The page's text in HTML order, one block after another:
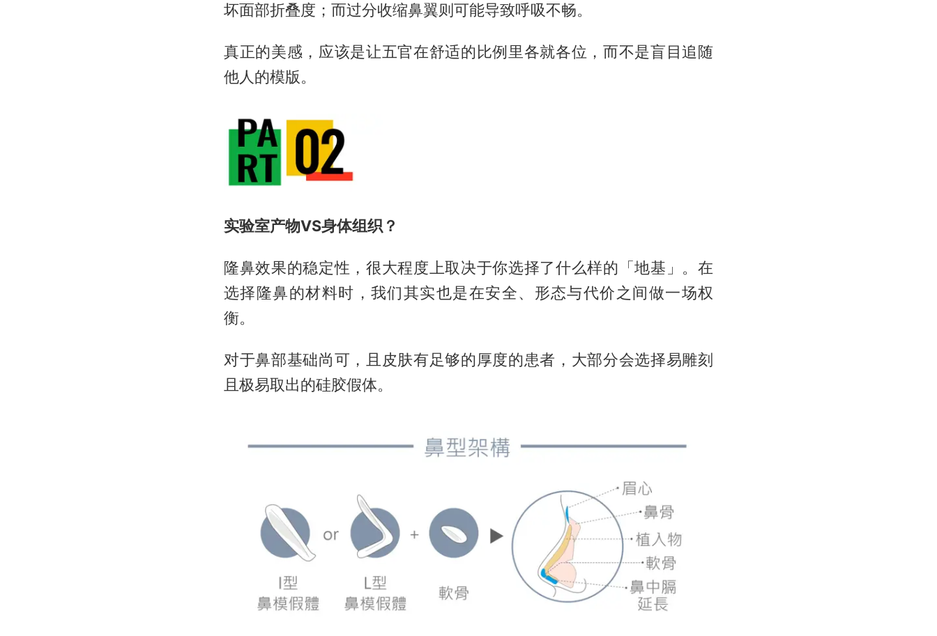
坏面部折叠度；而过分收缩鼻翼则可能导致呼吸不畅。
真正的美感，应该是让五官在舒适的比例里各就各位，而不是盲目追随
他人的模版。
实验室产物VS身体组织？
隆鼻效果的稳定性，很大程度上取决于你选择了什么样的「地基」。在
选择隆鼻的材料时，我们其实也是在安全、形态与代价之间做一场权
衡。
对于鼻部基础尚可，且皮肤有足够的厚度的患者，大部分会选择易雕刻
且极易取出的硅胶假体。